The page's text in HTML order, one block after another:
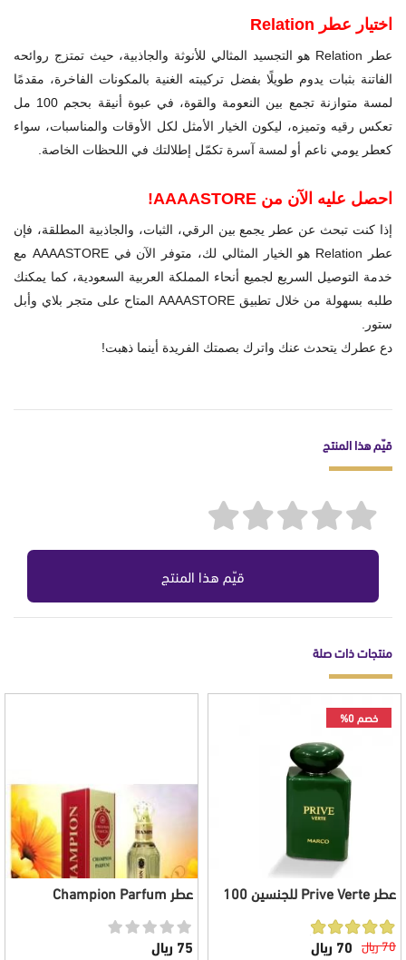
اختيار عطر Relation
عطر Relation هو التجسيد المثالي للأنوثة والجاذبية، حيث تمتزج روائحه
الفاتنة بثبات يدوم طويلًا بفضل تركيبته الغنية بالمكونات الفاخرة، مقدمًا
لمسة متوازنة تجمع بين النعومة والقوة، في عبوة أنيقة بحجم 100 مل
تعكس رقيه وتميزه، ليكون الخيار الأمثل لكل الأوقات والمناسبات، سواء
كعطر يومي ناعم أو لمسة آسرة تكمّل إطلالتك في اللحظات الخاصة.
احصل عليه الآن من AAAASTORE!
إذا كنت تبحث عن عطر يجمع بين الرقي، الثبات، والجاذبية المطلقة، فإن
عطر Relation
هو الخيار المثالي لك، متوفر الآن في AAAASTORE مع
خدمة التوصيل السريع لجميع أنحاء المملكة العربية السعودية، كما يمكنك
طلبه بسهولة من خلال تطبيق AAAASTORE المتاح على متجر بلاي وأبل
ستور.
دع عطرك يتحدث عنك واترك بصمتك الفريدة أينما ذهبت!
قيّم هذا المنتج
قيّم هذا المنتج
منتجات ذات صلة
خصم 0%
عطر Prive Verte للجنسين 100
70 ريال
70 ريال
عطر Champion Parfum
75 ريال